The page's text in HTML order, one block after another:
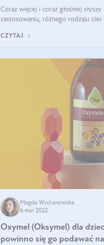
Coraz więcej i coraz głośniej
zastosowaniu, różnego rodzaju
sprawdzają się przy wypadan
CZYTAJ
Magda Wojtanowska
6 mar 2022
Oxymel (Oksymel) dla
powinno się go podawać